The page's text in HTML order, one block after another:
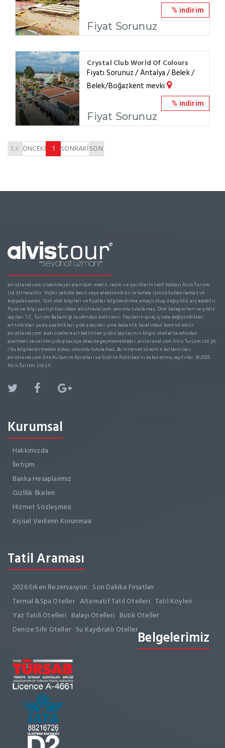
Fiyat Sorunuz
% indirim
Crystal Club World Of Colours
Fiyatı Sorunuz / Antalya / Belek /
Belek/Boğazkent mevki
Fiyat Sorunuz
% indirim
İLK ÖNCEKİ 1 SONRAKİSON
alvistravel.com sitesinde yer alan tüm metin, resim ve içeriklerin telif hakları Alvis Turizm
Ltd.Şti'ne aittir. Hiçbir şekilde basılı veya elektronik bir ortamda izinsiz kullanılamaz ve
kopyalanamaz. Tüm otel bilgileri ve fiyatlar bilgilendirme amaçlı olup, değişiklik arz edebilir.
Fiyat ve bilgi yanlışlıklarından alvistravel.com sorumlu tutulamaz. Otel kategorileri ve yıldız
sayıları T.C. Turizm Bakanlığı tarafından belirlenir. Tesislerin süreç içinde değiştirdikleri
arttırdıkları ya da azalttıkları yıldız sayıları yine bakanlık tarafından kontrol edilir.
alvistravel.com’ daki otellere ait belirtilen yıldız sayılarının bilgisi oteller tarafından
acentemize verilmiş olup tavsiye ötesine geçmemektedir. alvistravel.com Alvis Turizm Ltd.Şti
/ bu bilgilendirmeden dolayı sorumlu tutulamaz. Bu internet sitesinin kullanıcıları
alvistravel.com Site Kullanım Kuralları ve Gizlilik Politikası'nı kabul etmiş sayılırlar. © 2025
Alvis Turizm Ltd.Şti.
Kurumsal
Hakkımızda
İletişim
Banka Hesaplarımız
Gizlilik İlkeleri
Hizmet Sözleşmesi
Kişisel Verilerin Korunması
Tatil Araması
2026 Erken Rezervasyon Son Dakika Fırsatları
Termal &Spa Oteller Alternatif Tatil Otelleri Tatil Köyleri
Yaz Tatili Otelleri Balayı Otelleri Butik Oteller
Denize Sıfır Oteller Su Kaydıraklı OtellerBelgelerimiz